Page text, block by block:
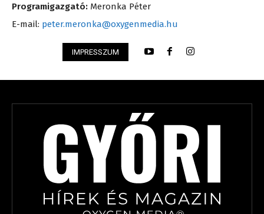
Programigazgató: Meronka Péter
E-mail: peter.meronka@oxygenmedia.hu
IMPRESSZUM